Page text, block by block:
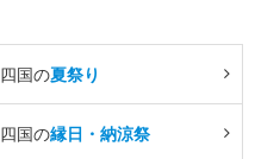
四国の夏祭り
四国の縁日・納涼祭